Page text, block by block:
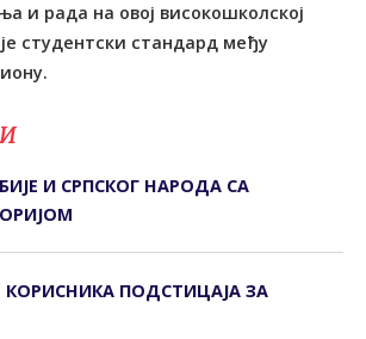
и рада на овој високошколској
студентски стандард међу
И СРПСКОГ НАРОДА СА
ПОДСТИЦАЈА ЗА